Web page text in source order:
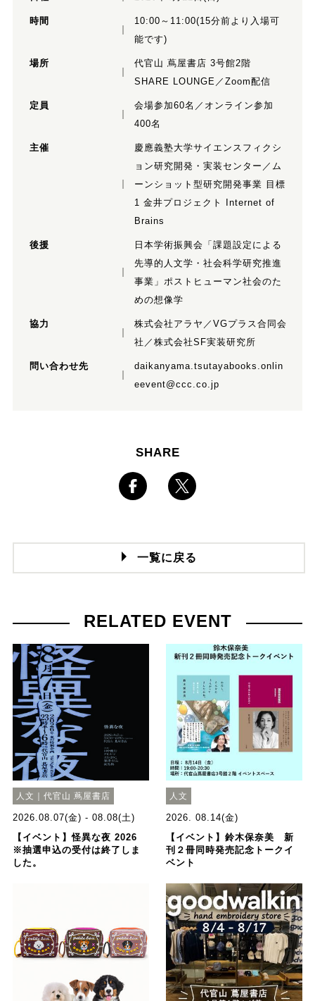
時間
10:00～11:00(15分前より入場可
能です)
場所
代官山 蔦屋書店 3号館2階
SHARE LOUNGE／Zoom配信
定員
会場参加60名／オンライン参加
400名
主催
慶應義塾大学サイエンスフィクシ
ョン研究開発・実装センター／ム
ーンショット型研究開発事業 目標
1 金井プロジェクト Internet of
Brains
後援
日本学術振興会「課題設定による
先導的人文学・社会科学研究推進
事業」ポストヒューマン社会のた
めの想像学
協力
株式会社アラヤ／VGプラス合同会
社／株式会社SF実装研究所
問い合わせ先
daikanyama.tsutayabooks.onlin
eevent@ccc.co.jp
SHARE
一覧に戻る
RELATED EVENT
人文｜代官山 蔦屋書店
2026.08.07(金) - 08.08(土)
【イベント】怪異な夜 2026
※抽選申込の受付は終了しま
した。
人文
2026. 08.14(金)
【イベント】鈴木保奈美 新
刊２冊同時発売記念トークイ
ベント